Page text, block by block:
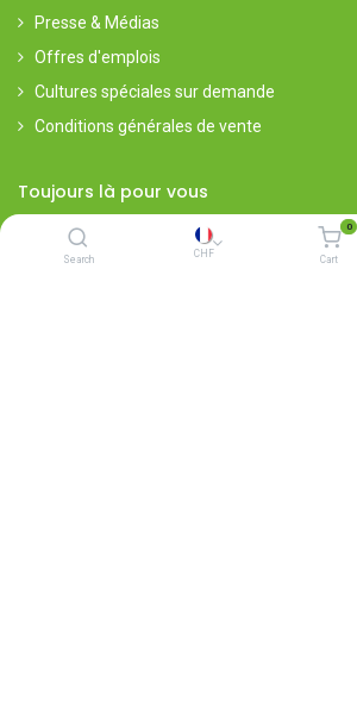
Search CHF
0
Cart
Presse & Médias
Offres d'emplois
Cultures spéciales sur demande
Conditions générales de vente
Toujours là pour vous
Simple - Rapide - Fiable - Germination garantie